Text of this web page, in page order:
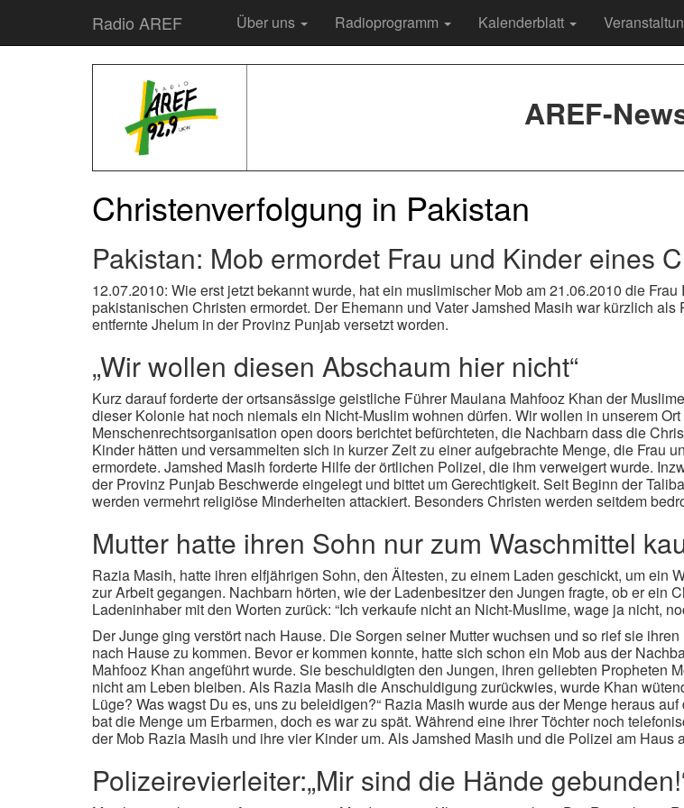
Radio AREF Über uns Radioprogramm Kalenderblatt
AREF-
Christenverfolgung in Pakistan
Pakistan: Mob ermordet Frau und Kinder eines
12.07.2010: Wie erst jetzt bekannt wurde, hat ein muslimischer Mob am 21.06.2010 die
pakistanischen Christen ermordet. Der Ehemann und Vater Jamshed Masih war kürzlich
entfernte Jhelum in der Provinz Punjab versetzt worden.
„Wir wollen diesen Abschaum hier nicht“
Kurz darauf forderte der ortsansässige geistliche Führer Maulana Mahfooz Khan der
dieser Kolonie hat noch niemals ein Nicht-Muslim wohnen dürfen. Wir wollen in unserem
Menschenrechtsorganisation open doors berichtet befürchteten, die Nachbarn dass die
Kinder hätten und versammelten sich in kurzer Zeit zu einer aufgebrachte Menge, die Frau
ermordete. Jamshed Masih forderte Hilfe der örtlichen Polizei, die ihm verweigert wurde.
der Provinz Punjab Beschwerde eingelegt und bittet um Gerechtigkeit. Seit Beginn der
werden vermehrt religiöse Minderheiten attackiert. Besonders Christen werden seitdem
Mutter hatte ihren Sohn nur zum Waschmittel
Razia Masih, hatte ihren elfjährigen Sohn, den Ältesten, zu einem Laden geschickt, um ein
zur Arbeit gegangen. Nachbarn hörten, wie der Ladenbesitzer den Jungen fragte, ob er ein
Ladeninhaber mit den Worten zurück: “Ich verkaufe nicht an Nicht-Muslime, wage ja nicht,
Der Junge ging verstört nach Hause. Die Sorgen seiner Mutter wuchsen und so rief sie
nach Hause zu kommen. Bevor er kommen konnte, hatte sich schon ein Mob aus der
Mahfooz Khan angeführt wurde. Sie beschuldigten den Jungen, ihren geliebten Propheten
nicht am Leben bleiben. Als Razia Masih die Anschuldigung zurückwies, wurde Khan
Lüge? Was wagst Du es, uns zu beleidigen?“ Razia Masih wurde aus der Menge heraus
bat die Menge um Erbarmen, doch es war zu spät. Während eine ihrer Töchter noch
der Mob Razia Masih und ihre vier Kinder um. Als Jamshed Masih und die Polizei am Haus
Polizeirevierleiter:„Mir sind die Hände